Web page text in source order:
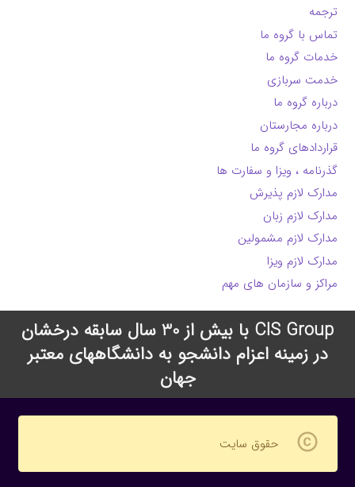
ترجمه
تماس با گروه ما
خدمات گروه ما
خدمت سربازی
درباره گروه ما
درباره مجارستان
قراردادهای گروه ما
گذرنامه ، ویزا و سفارت ها
مدارک لازم پذیرش
مدارک لازم زبان
مدارک لازم مشمولین
مدارک لازم ویزا
مراکز و سازمان های مهم
CIS Group با بیش از 30 سال سابقه درخشان
در زمینه اعزام دانشجو به دانشگاههای معتبر
جهان
copyright حقوق سایت